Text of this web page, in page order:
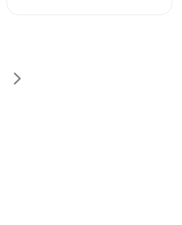
currently reading page
Page
2Page
Sledeće